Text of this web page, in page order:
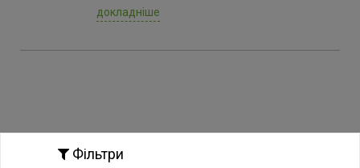
Фільтри
докладніше